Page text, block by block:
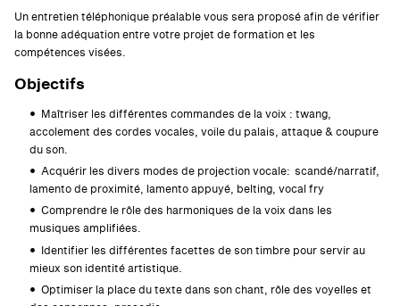
Un entretien téléphonique préalable vous sera proposé afin de vérifier
la bonne adéquation entre votre projet de formation et les
compétences visées.
Objectifs
Maîtriser les différentes commandes de la voix : twang,
accolement des cordes vocales, voile du palais, attaque & coupure
du son.
Acquérir les divers modes de projection vocale: scandé/narratif,
lamento de proximité, lamento appuyé, belting, vocal fry
Comprendre le rôle des harmoniques de la voix dans les
musiques amplifiées.
Identifier les différentes facettes de son timbre pour servir au
mieux son identité artistique.
Optimiser la place du texte dans son chant, rôle des voyelles et